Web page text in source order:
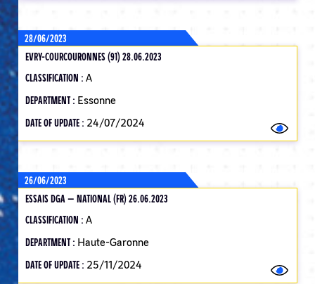
28/06/2023
EVRY-COURCOURONNES (91) 28.06.2023
CLASSIFICATION : A
DEPARTMENT : Essonne
DATE OF UPDATE : 24/07/2024
26/06/2023
ESSAIS DGA — NATIONAL (FR) 26.06.2023
CLASSIFICATION : A
DEPARTMENT : Haute-Garonne
DATE OF UPDATE : 25/11/2024